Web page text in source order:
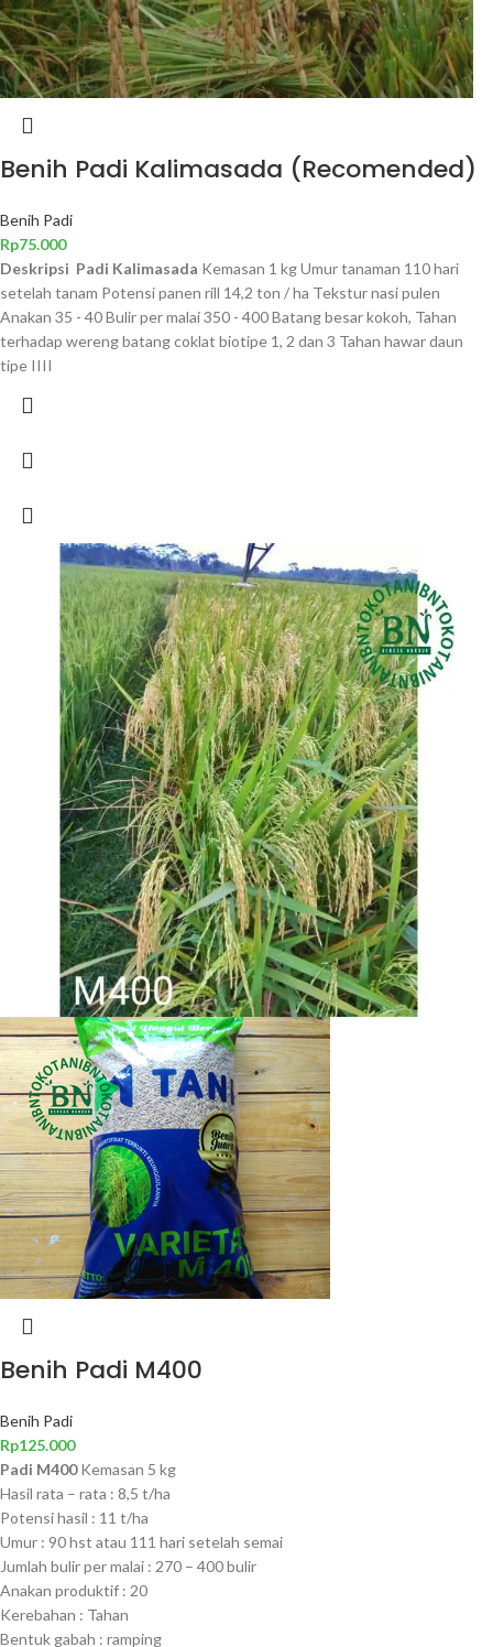
Benih Padi Kalimasada (Recomended)
Benih Padi
Rp75.000
Deskripsi Padi Kalimasada Kemasan 1 kg Umur tanaman 110 hari
setelah tanam Potensi panen rill 14,2 ton / ha Tekstur nasi pulen
Anakan 35 - 40 Bulir per malai 350 - 400 Batang besar kokoh, Tahan
terhadap wereng batang coklat biotipe 1, 2 dan 3 Tahan hawar daun
tipe IIII
Benih Padi M400
Benih Padi
Rp125.000
Padi M400Kemasan 5 kg
Hasil rata – rata : 8,5 t/ha
Potensi hasil : 11 t/ha
Umur : 90 hst atau 111 hari setelah semai
Jumlah bulir per malai : 270 – 400 bulir
Anakan produktif : 20
Kerebahan : Tahan
Bentuk gabah : ramping